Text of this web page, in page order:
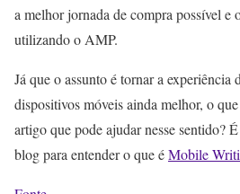
a melhor jornada de compra possível e
utilizando o AMP.
Já que o assunto é tornar a experiência
dispositivos móveis ainda melhor, o
artigo que pode ajudar nesse sentido?
blog para entender o que éMobile